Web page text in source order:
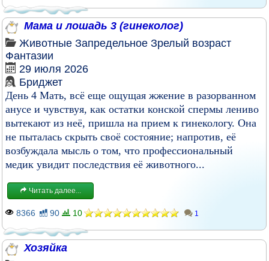
Мама и лошадь 3 (гинеколог)
Животные Запредельное Зрелый возраст
Фантазии
29 июля 2026
Бриджет
День 4 Мать, всё еще ощущая жжение в разорванном
анусе и чувствуя, как остатки конской спермы лениво
вытекают из неё, пришла на прием к гинекологу. Она
не пыталась скрыть своё состояние; напротив, её
возбуждала мысль о том, что профессиональный
медик увидит последствия её животного...
Читать далее...
8366 90 10 1
Хозяйка